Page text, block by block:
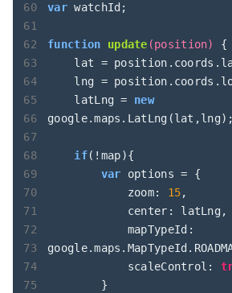
var watchId;
function update (position) {
    latLng =
new
google.maps.LatLng(lat,lng);
if(!map){
var options = {
zoom: 15,
center : latLng,
mapTypeId :
scaleControl :